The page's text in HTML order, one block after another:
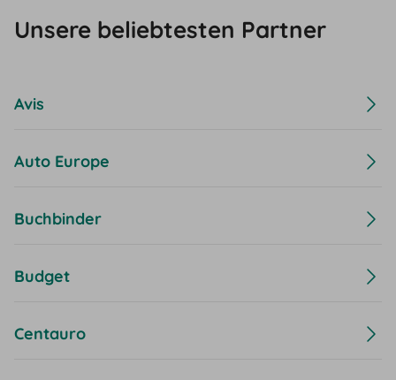
Unsere beliebtesten Partner
Avis
Auto Europe
Buchbinder
Budget
Centauro